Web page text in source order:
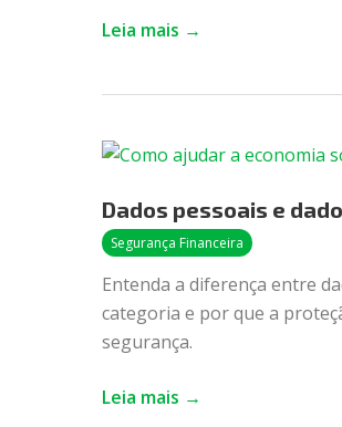
se
Leia mais →
Dados pessoais e
Segurança Financeira
Entenda a diferença entre
categoria e por que a
segurança.
Dados
e
dados
como
protegê-
los
Leia mais →